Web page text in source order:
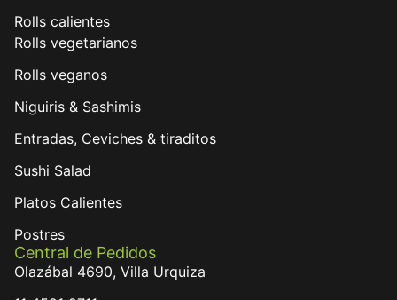
Rolls calientes
Rolls vegetarianos
Rolls veganos
Niguiris & Sashimis
Entradas, Ceviches & tiraditos
Sushi Salad
Platos Calientes
Postres
Central de Pedidos
Olazábal 4690, Villa Urquiza